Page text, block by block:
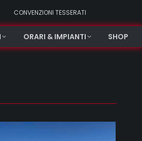
CONVENZIONI TESSERATI
ORARI & IMPIANTI SHOP